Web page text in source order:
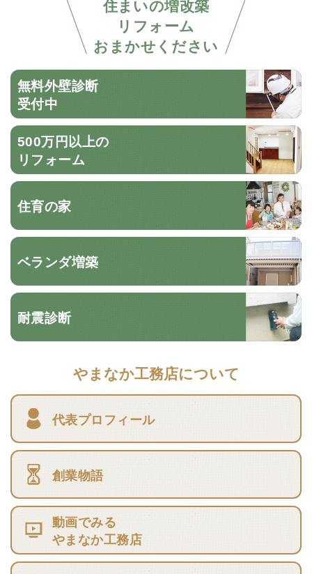
住まいの増改築
リフォーム
おまかせください
無料外壁診断
受付中
500万円以上の
リフォーム
住育の家
ベランダ増築
耐震診断
やまなか工務店について
代表プロフィール
創業物語
動画でみる
やまなか工務店